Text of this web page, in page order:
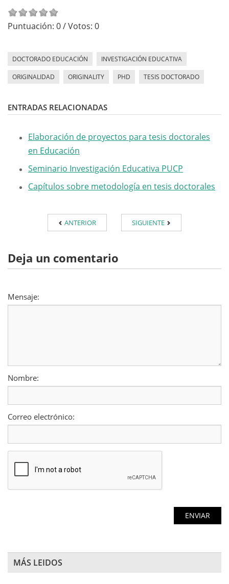
Puntuación: 0/ Votos: 0
DOCTORADO EDUCACIÓN INVESTIGACIÓN EDUCATIVA
ORIGINALIDAD ORIGINALITY PHD TESIS DOCTORADO
ENTRADAS RELACIONADAS
Elaboración de proyectos para tesis doctorales
en Educación
Seminario Investigación Educativa PUCP
Capítulos sobre metodología en tesis doctorales
ANTERIOR SIGUIENTE
Deja un comentario
Mensaje:
Nombre:
Correo electrónico:
MÁS LEIDOS